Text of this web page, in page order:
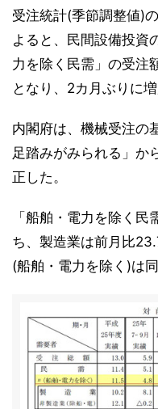
受注統計(季節調整値)
よると、民間設備投資
力を除く民需」の受注
となり、2カ月ぶりに増
内閣府は、機械受注の
足踏みがみられる」か
正した。
「船舶・電力を除く
ち、製造業は前月比
(船舶・電力を除く)は